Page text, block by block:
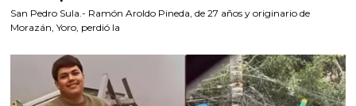
San Pedro Sula.- Ramón Aroldo Pineda, de 27 años y originario de
Morazán, Yoro, perdió la